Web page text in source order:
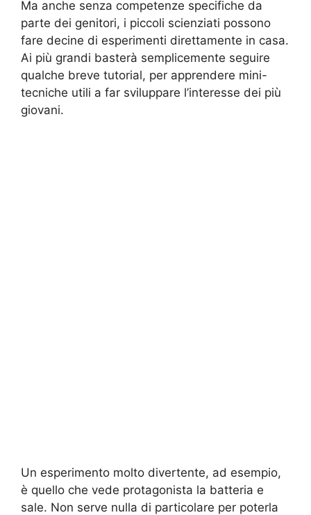
Ma anche senza competenze specifiche da
parte dei genitori, i piccoli scienziati possono
fare decine di esperimenti direttamente in casa.
Ai più grandi basterà semplicemente seguire
qualche breve tutorial, per apprendere mini-
tecniche utili a far sviluppare l’interesse dei più
giovani.
Un esperimento molto divertente, ad esempio,
è quello che vede protagonista la batteria e
sale. Non serve nulla di particolare per poterla